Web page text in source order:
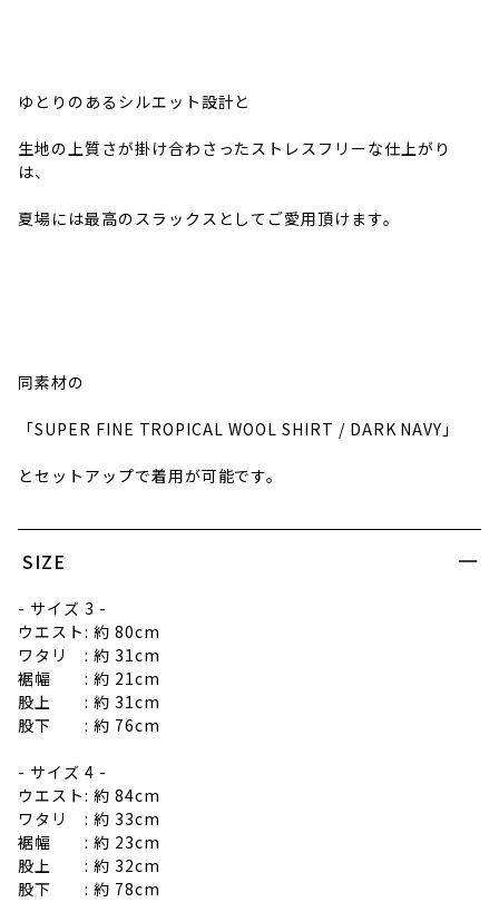
ゆとりのあるシルエット設計と
生地の上質さが掛け合わさったストレスフリーな仕上がり
は、
夏場には最高のスラックスとしてご愛用頂けます。
同素材の
「SUPER FINE TROPICAL WOOL SHIRT / DARK NAVY」
とセットアップで着用が可能です。
SIZE
- サイズ 3 -
ウエスト: 約 80cm
ワタリ : 約 31cm
裾幅 : 約 21cm
股上 : 約 31cm
股下 : 約 76cm
- サイズ 4 -
ウエスト: 約 84cm
ワタリ : 約 33cm
裾幅 : 約 23cm
股上 : 約 32cm
股下 : 約 78cm